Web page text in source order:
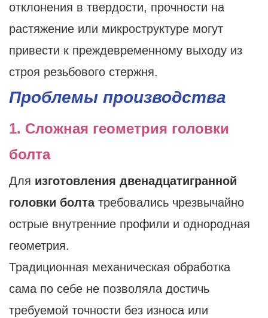
отклонения в твердости, прочности на
растяжение или микроструктуре могут
привести к преждевременному выходу из
строя резьбового стержня.
Проблемы производства
1. Сложная геометрия головки
болта
Для изготовления двенадцатигранной
головки болтатребовались чрезвычайно
острые внутренние профили и однородная
геометрия.
Традиционная механическая обработка
сама по себе не позволяла достичь
требуемой точности без износа или